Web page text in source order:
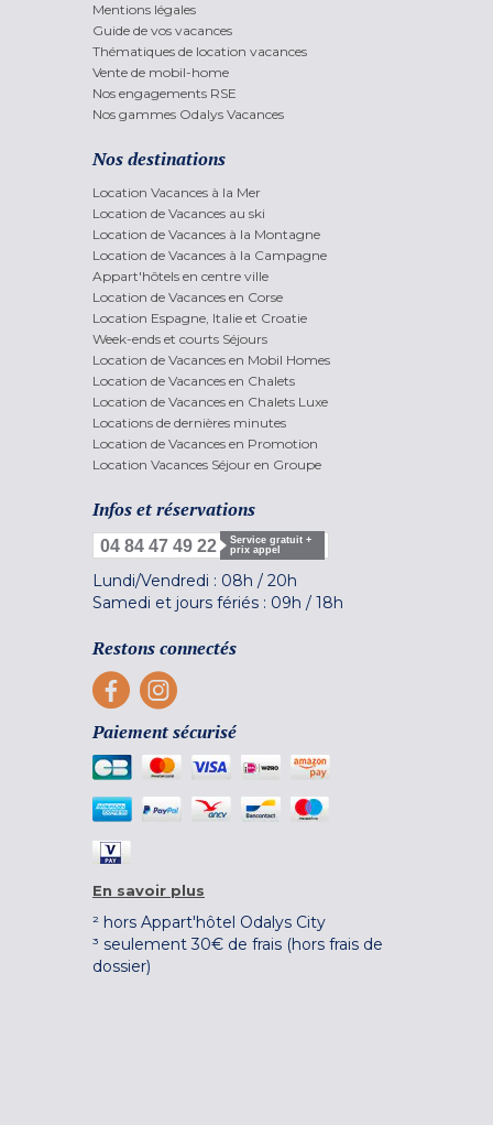
Mentions légales
Guide de vos vacances
Thématiques de location vacances
Vente de mobil-home
Nos engagements RSE
Nos gammes Odalys Vacances
Nos destinations
Location Vacances à la Mer
Location de Vacances au ski
Location de Vacances à la Montagne
Location de Vacances à la Campagne
Appart'hôtels en centre ville
Location de Vacances en Corse
Location Espagne, Italie et Croatie
Week-ends et courts Séjours
Location de Vacances en Mobil Homes
Location de Vacances en Chalets
Location de Vacances en Chalets Luxe
Locations de dernières minutes
Location de Vacances en Promotion
Location Vacances Séjour en Groupe
Infos et réservations
04 84 47 49 22
Service gratuit +
prix appel
Lundi/Vendredi : 08h / 20h
Samedi et jours fériés : 09h / 18h
Restons connectés
Paiement sécurisé
En savoir plus
² hors Appart'hôtel Odalys City
³ seulement 30€ de frais (hors frais de
dossier)